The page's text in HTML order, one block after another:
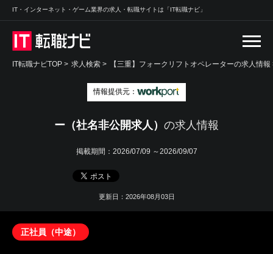
IT・インターネット・ゲーム業界の求人・転職サイトは「IT転職ナビ」
IT転職ナビTOP > 求人検索 > 【三重】フォークリフトオペレーターの求人情報
情報提供元：
ー（社名非公開求人） の求人情報
掲載期間： 2026/07/09 ～2026/09/07
更新日：2026年08月03日
正社員（中途）